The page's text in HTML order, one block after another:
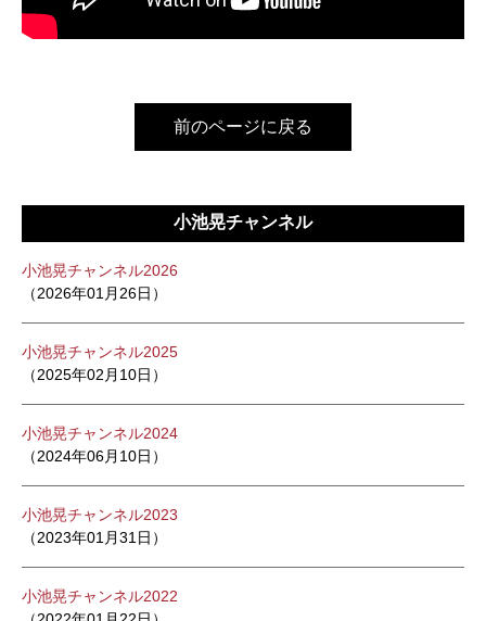
前のページに戻る
小池晃チャンネル
小池晃チャンネル2026
（2026年01月26日）
小池晃チャンネル2025
（2025年02月10日）
小池晃チャンネル2024
（2024年06月10日）
小池晃チャンネル2023
（2023年01月31日）
小池晃チャンネル2022